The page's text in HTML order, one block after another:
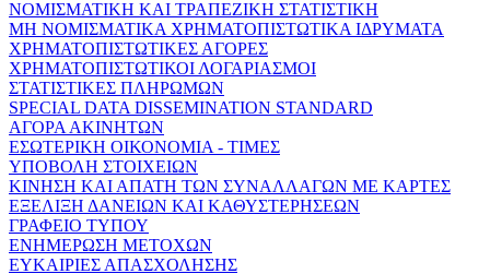
ΝΟΜΙΣΜΑΤΙΚΗ ΚΑΙ ΤΡΑΠΕΖΙΚΗ ΣΤΑΤΙΣΤΙΚΗ
ΜΗ ΝΟΜΙΣΜΑΤΙΚΑ ΧΡΗΜΑΤΟΠΙΣΤΩΤΙΚΑ ΙΔΡΥΜΑΤΑ
ΧΡΗΜΑΤΟΠΙΣΤΩΤΙΚΕΣ ΑΓΟΡΕΣ
ΧΡΗΜΑΤΟΠΙΣΤΩΤΙΚΟΙ ΛΟΓΑΡΙΑΣΜΟΙ
ΣΤΑΤΙΣΤΙΚΕΣ ΠΛΗΡΩΜΩΝ
SPECIAL DATA DISSEMINATION STANDARD
ΑΓΟΡΑ ΑΚΙΝΗΤΩΝ
ΕΣΩΤΕΡΙΚΗ ΟΙΚΟΝΟΜΙΑ - ΤΙΜΕΣ
ΥΠΟΒΟΛΗ ΣΤΟΙΧΕΙΩΝ
ΚΙΝΗΣΗ ΚΑΙ ΑΠΑΤΗ ΤΩΝ ΣΥΝΑΛΛΑΓΩΝ ΜΕ ΚΑΡΤΕΣ
ΕΞΕΛΙΞΗ ΔΑΝΕΙΩΝ ΚΑΙ ΚΑΘΥΣΤΕΡΗΣΕΩΝ
ΓΡΑΦΕΙΟ ΤΥΠΟΥ
ΕΝΗΜΕΡΩΣΗ ΜΕΤΟΧΩΝ
ΕΥΚΑΙΡΙΕΣ ΑΠΑΣΧΟΛΗΣΗΣ